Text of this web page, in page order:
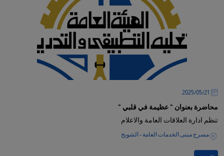
21‏/05‏/2025
محاضرة بعنوان " عظيمة في قلبي "
تنظم ادارة العلاقات العامة والاعلام
مسرح مبنى الخدمات العامة - الشويخ